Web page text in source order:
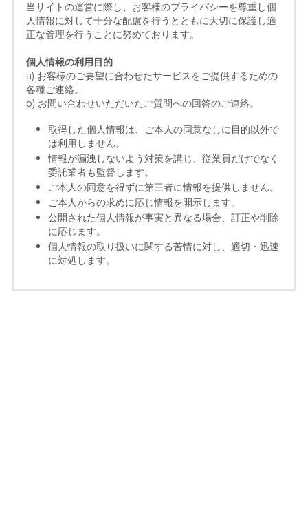
当サイトの運営に際し、お客様のプライバシーを尊重し個
人情報に対して十分な配慮を行うとともに大切に保護し適
正な管理を行うことに努めております。
個人情報の利用目的
a) お客様のご要望に合わせたサービスをご提供するための
各種ご連絡。
b) お問い合わせいただいたご質問への回答のご連絡。
取得した個人情報は、ご本人の同意なしに目的以外で
は利用しません。
情報が漏洩しないよう対策を講じ、従業員だけでなく
委託業者も監督します。
ご本人の同意を得ずに第三者に情報を提供しません。
ご本人からの求めに応じ情報を開示します。
公開された個人情報が事実と異なる場合、訂正や削除
に応じます。
個人情報の取り扱いに関する苦情に対し、適切・迅速
に対処します。